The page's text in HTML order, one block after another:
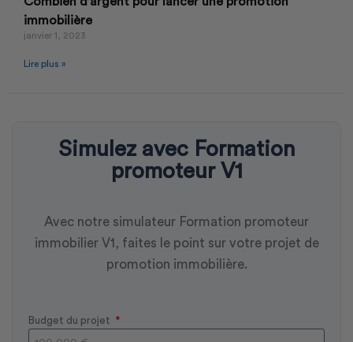
immobilière
janvier 1, 2023
Lire plus »
Simulez avec Formation
promoteur V1
Avec notre simulateur Formation promoteur
immobilier V1, faites le point sur votre projet de
promotion immobilière.
Budget du projet